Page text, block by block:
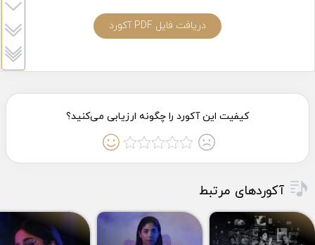
دریافت فایل PDF آکورد
آکوردهای مرتبط